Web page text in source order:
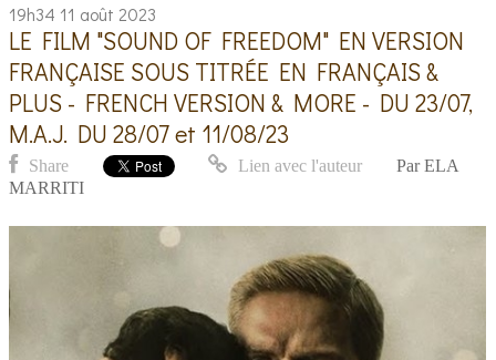
19h34 11 août 2023
LE FILM "SOUND OF FREEDOM" EN VERSION
FRANÇAISE SOUS TITRÉE EN FRANÇAIS &
PLUS - FRENCH VERSION & MORE - DU 23/07,
M.A.J. DU 28/07 et 11/08/23
Share Lien avec l'auteur Par ELA
MARRITI